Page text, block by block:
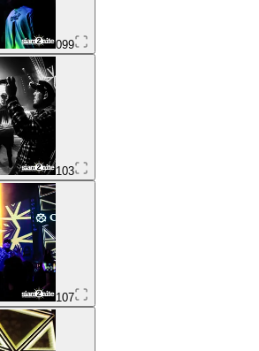
099
103
107